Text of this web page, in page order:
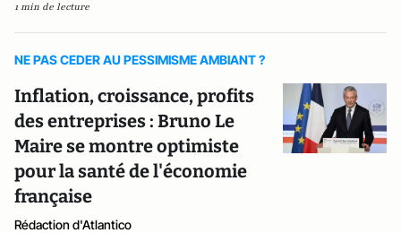
1 min de lecture
NE PAS CEDER AU PESSIMISME AMBIANT ?
Inflation, croissance, profits
des entreprises : Bruno Le
Maire se montre optimiste
pour la santé de l'économie
française
Rédaction d'Atlantico